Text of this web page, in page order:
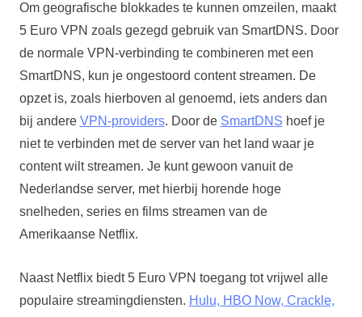
Om geografische blokkades te kunnen omzeilen, maakt
5 Euro VPN zoals gezegd gebruik van SmartDNS. Door
de normale VPN-verbinding te combineren met een
SmartDNS, kun je ongestoord content streamen. De
opzet is, zoals hierboven al genoemd, iets anders dan
bij andere VPN-providers. Door de SmartDNS hoef je
niet te verbinden met de server van het land waar je
content wilt streamen. Je kunt gewoon vanuit de
Nederlandse server, met hierbij horende hoge
snelheden, series en films streamen van de
Amerikaanse Netflix.
Naast Netflix biedt 5 Euro VPN toegang tot vrijwel alle
populaire streamingdiensten. Hulu, HBO Now, Crackle,